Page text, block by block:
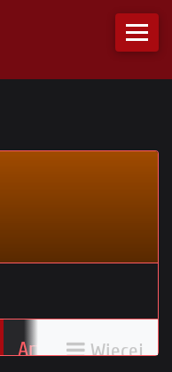
Artykuły 3
Więcej